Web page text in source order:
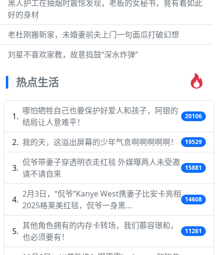
黑人护工在抽烟时震惊发现，老板的女秘书，竟有着如此
好的身材
老杜刚搬新家，未婚妻前夫上门一句面瓜打破幻想
刘星不喜欢家教，故意捣鼓“深水炸弹”
热点生活
哪怕牺牲自己也要保护好爱人和孩子，阿银的
结局让人意难平！
20106
我的天，这溢出屏幕的少年气息啊啊啊啊啊！ 19529
侃爷带妻子穿透明衣走红毯 外媒曝两人未受邀
请不请自来
15881
2月3日，“侃爷”Kanye West携妻子比安卡亮相
2025格莱美红毯，侃爷一身黑…
14608
其他角色拥有的内存卡转场，我们慕容璟和，
也必须要有！
11261